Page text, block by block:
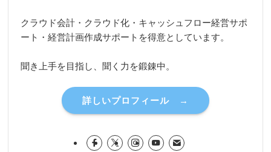
クラウド会計・クラウド化・キャッシュフロー経営サポ
ート・経営計画作成サポートを得意としています。
聞き上手を目指し、聞く力を鍛錬中。
詳しいプロフィール →